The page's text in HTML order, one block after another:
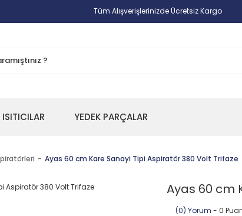
Tüm Alışverişlerinizde Ücretsiz Kargo
ISITICILAR YEDEK PARÇALAR
Ayas 60 cm Kare Sanayi Tipi Aspiratör 380 Volt Trifaze
Ayas 60 cm
(0) Yorum - 0